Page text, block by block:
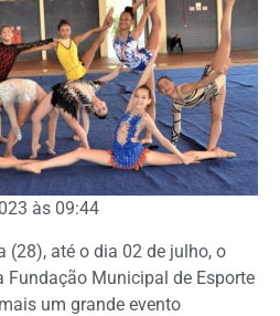
às 09:44
(28), até o dia 02 de julho, o
Fundação Municipal de Esporte
um grande evento